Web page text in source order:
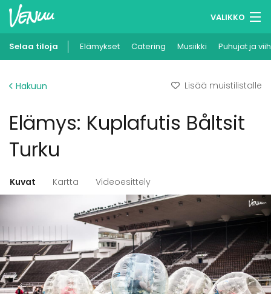
VALIKKO
Muistilistasi
Ilmoita kohteesi
Selaa tiloja Elämykset Catering Musiikki Puhujat ja
Hakuun Lisää muistilistalle
Elämys: Kuplafutis Båltsit
Turku
Kuvat Kartta Videoesittely